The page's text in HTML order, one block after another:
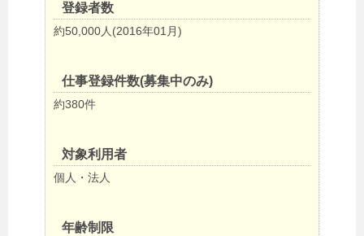
登録者数
約50,000人(2016年01月)
仕事登録件数(募集中のみ)
約380件
対象利用者
個人・法人
年齢制限